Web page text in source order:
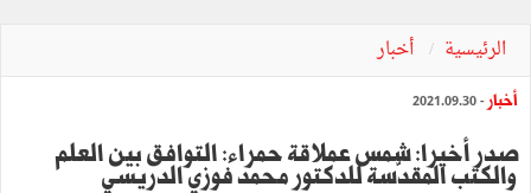
الرئيسية أخبار
أخبار - 2021.09.30
صدر أخيرا: شمس عملاقة حمراء: التوافق بين العلم
والكتب المقدّسة للدكتور محمد فوزي الدريسي